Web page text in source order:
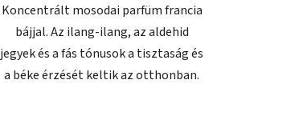
csillag.
Koncentrált mosodai parfüm francia
bájjal. Az ilang-ilang, az aldehid
jegyek és a fás tónusok a tisztaság és
a béke érzését keltik az otthonban.